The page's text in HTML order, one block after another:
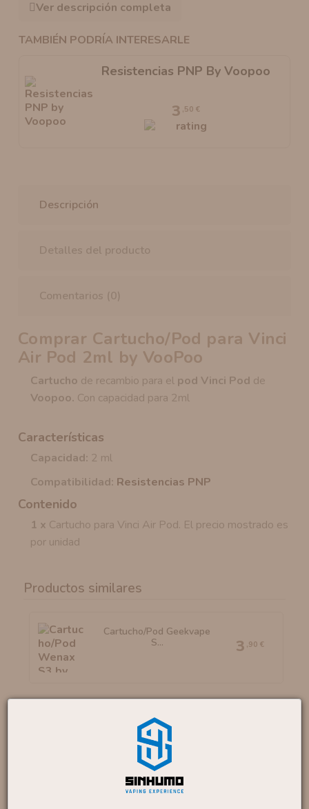
Ver descripción completa
TAMBIÉN PODRÍA INTERESARLE
Resistencias PNP By Voopoo
3 ,50 €
Descripción
Detalles del producto
Comentarios (0)
Comprar Cartucho/Pod para Vinci
Air Pod 2ml by VooPoo
Cartucho de recambio para el pod Vinci Pod de
Voopoo. Con capacidad para 2ml
Características
Capacidad: 2 ml
Compatibilidad: Resistencias PNP
Contenido
1 x Cartucho para Vinci Air Pod. El precio mostrado es
por unidad
Productos similares
Cartucho/Pod Geekvape
S...
3 ,90 €
Resistencias UB MAX V2
By...